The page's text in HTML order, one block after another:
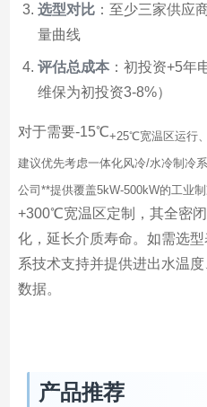
选型对比：至少三家供应
量曲线
评估总成本：初投资+5年
维保为初投资3-8%）
对于需要-15℃+25℃宽温区运行
建议优先考虑一体化风冷/水冷制冷
公司**提供覆盖5kW-500kW的工业
+300℃宽温区定制，其全密
化，延长介质寿命。如需选
系技术支持并提供进出水温
数据。
产品推荐